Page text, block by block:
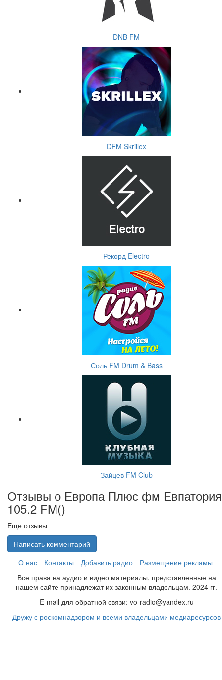
DNB FM
DFM Skrillex
Рекорд Electro
Соль FM Drum & Bass
Зайцев FM Club
Отзывы о Европа Плюс фм Евпатория
105.2 FM()
Еще отзывы
Написать комментарий
О нас
Контакты Добавить радио
Размещение рекламы
Все права на аудио и видео материалы, представленные на
нашем сайте принадлежат их законным владельцам. 2024 гг.
E-mail для обратной связи: vo-radio@yandex.ru
Дружу с роскомнадзором и всеми владельцами медиаресурсов